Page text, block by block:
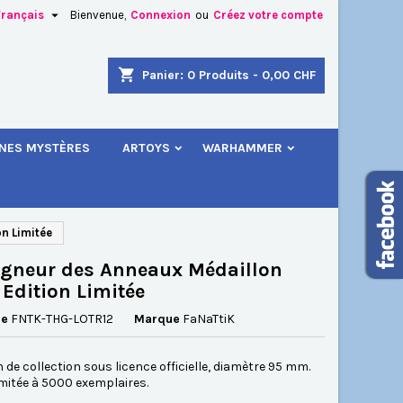
Bienvenue, Connexion ou Créez votre compte

shopping_cart Panier: 0 Produits - 0,00 CHF
MYSTÈRES ARTOYS WARHAMMER
Limitée
des Anneaux Médaillon
Edition Limitée
FNTK-THG-LOTR12 Marque FaNaTtiK
de collection sous licence officielle, diamètre 95 mm.
à 5000 exemplaires.